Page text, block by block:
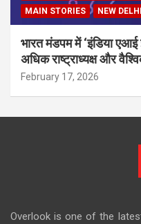
MAIN STORIES
NEW DELHI
भारत मंडपम में ‘इंडिया
अधिक राष्ट्राध्यक्ष और
February 17, 2026
Overlook is one of the